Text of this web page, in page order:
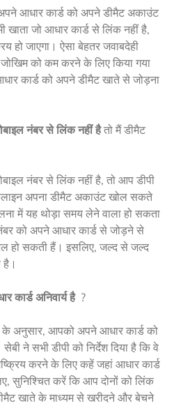
आधार कार्ड को अपने डीमैट अकाउंट
खाता जो आधार कार्ड से लिंक नहीं है,
हो जाएगा। ऐसा बेहतर जवाबदेही
को कम करने के लिए किया गया
कार्ड को अपने डीमैट खाते से जोड़ना
नंबर से लिंक नहीं है तो मैं डीमैट
नंबर से लिंक नहीं है, तो आप डीपी
अपना डीमैट अकाउंट खोल सकते
में यह थोड़ा समय लेने वाला हो सकता
को अपने आधार कार्ड से जोड़ने से
हो सकती हैं। इसलिए, जल्द से जल्द
है।
कार्ड अनिवार्य है ?
के अनुसार, आपको अपने आधार कार्ड को
ने सभी डीपी को निर्देश दिया है कि वे
करने के लिए कहें जहां आधार कार्ड
सुनिश्चित करें कि आप दोनों को लिंक
खाते के माध्यम से खरीदने और बेचने